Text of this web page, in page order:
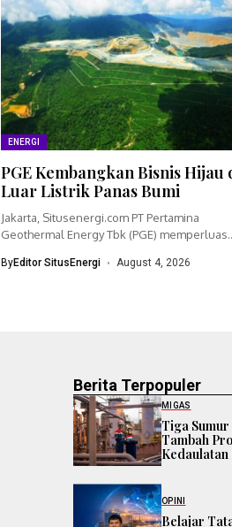
ENERGI
PGE Kembangkan Bisnis Hijau
Luar Listrik Panas Bumi
Jakarta, Situsenergi.com PT Pertamina
Geothermal Energy Tbk (PGE) memperluas
ByEditor SitusEnergi August 4, 2026
Berita Terpopuler
MIGAS
Tiga
Tambah
Kedaulatan
OPINI
Belajar